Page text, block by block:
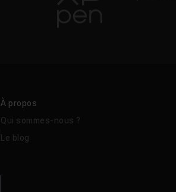
À propos
Qui sommes-nous ?
Le blog